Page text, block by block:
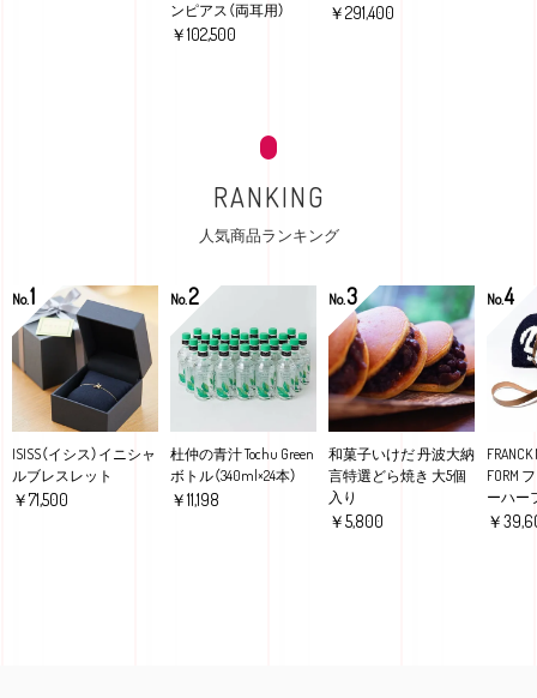
ンピアス（両耳用）
￥102,500
￥291,400
RANKING
人気商品ランキング
No.1
ISISS（イシス）イニシャ
ルブレスレット
￥71,500
No.2
杜仲の青汁 Tochu Green
ボトル（340ml×24本）
￥11,198
No.3
和菓子いけだ 丹波大納
言特選どら焼き 大5個
入り
￥5,800
No.4
FRANCK
FORM
ーハー
￥